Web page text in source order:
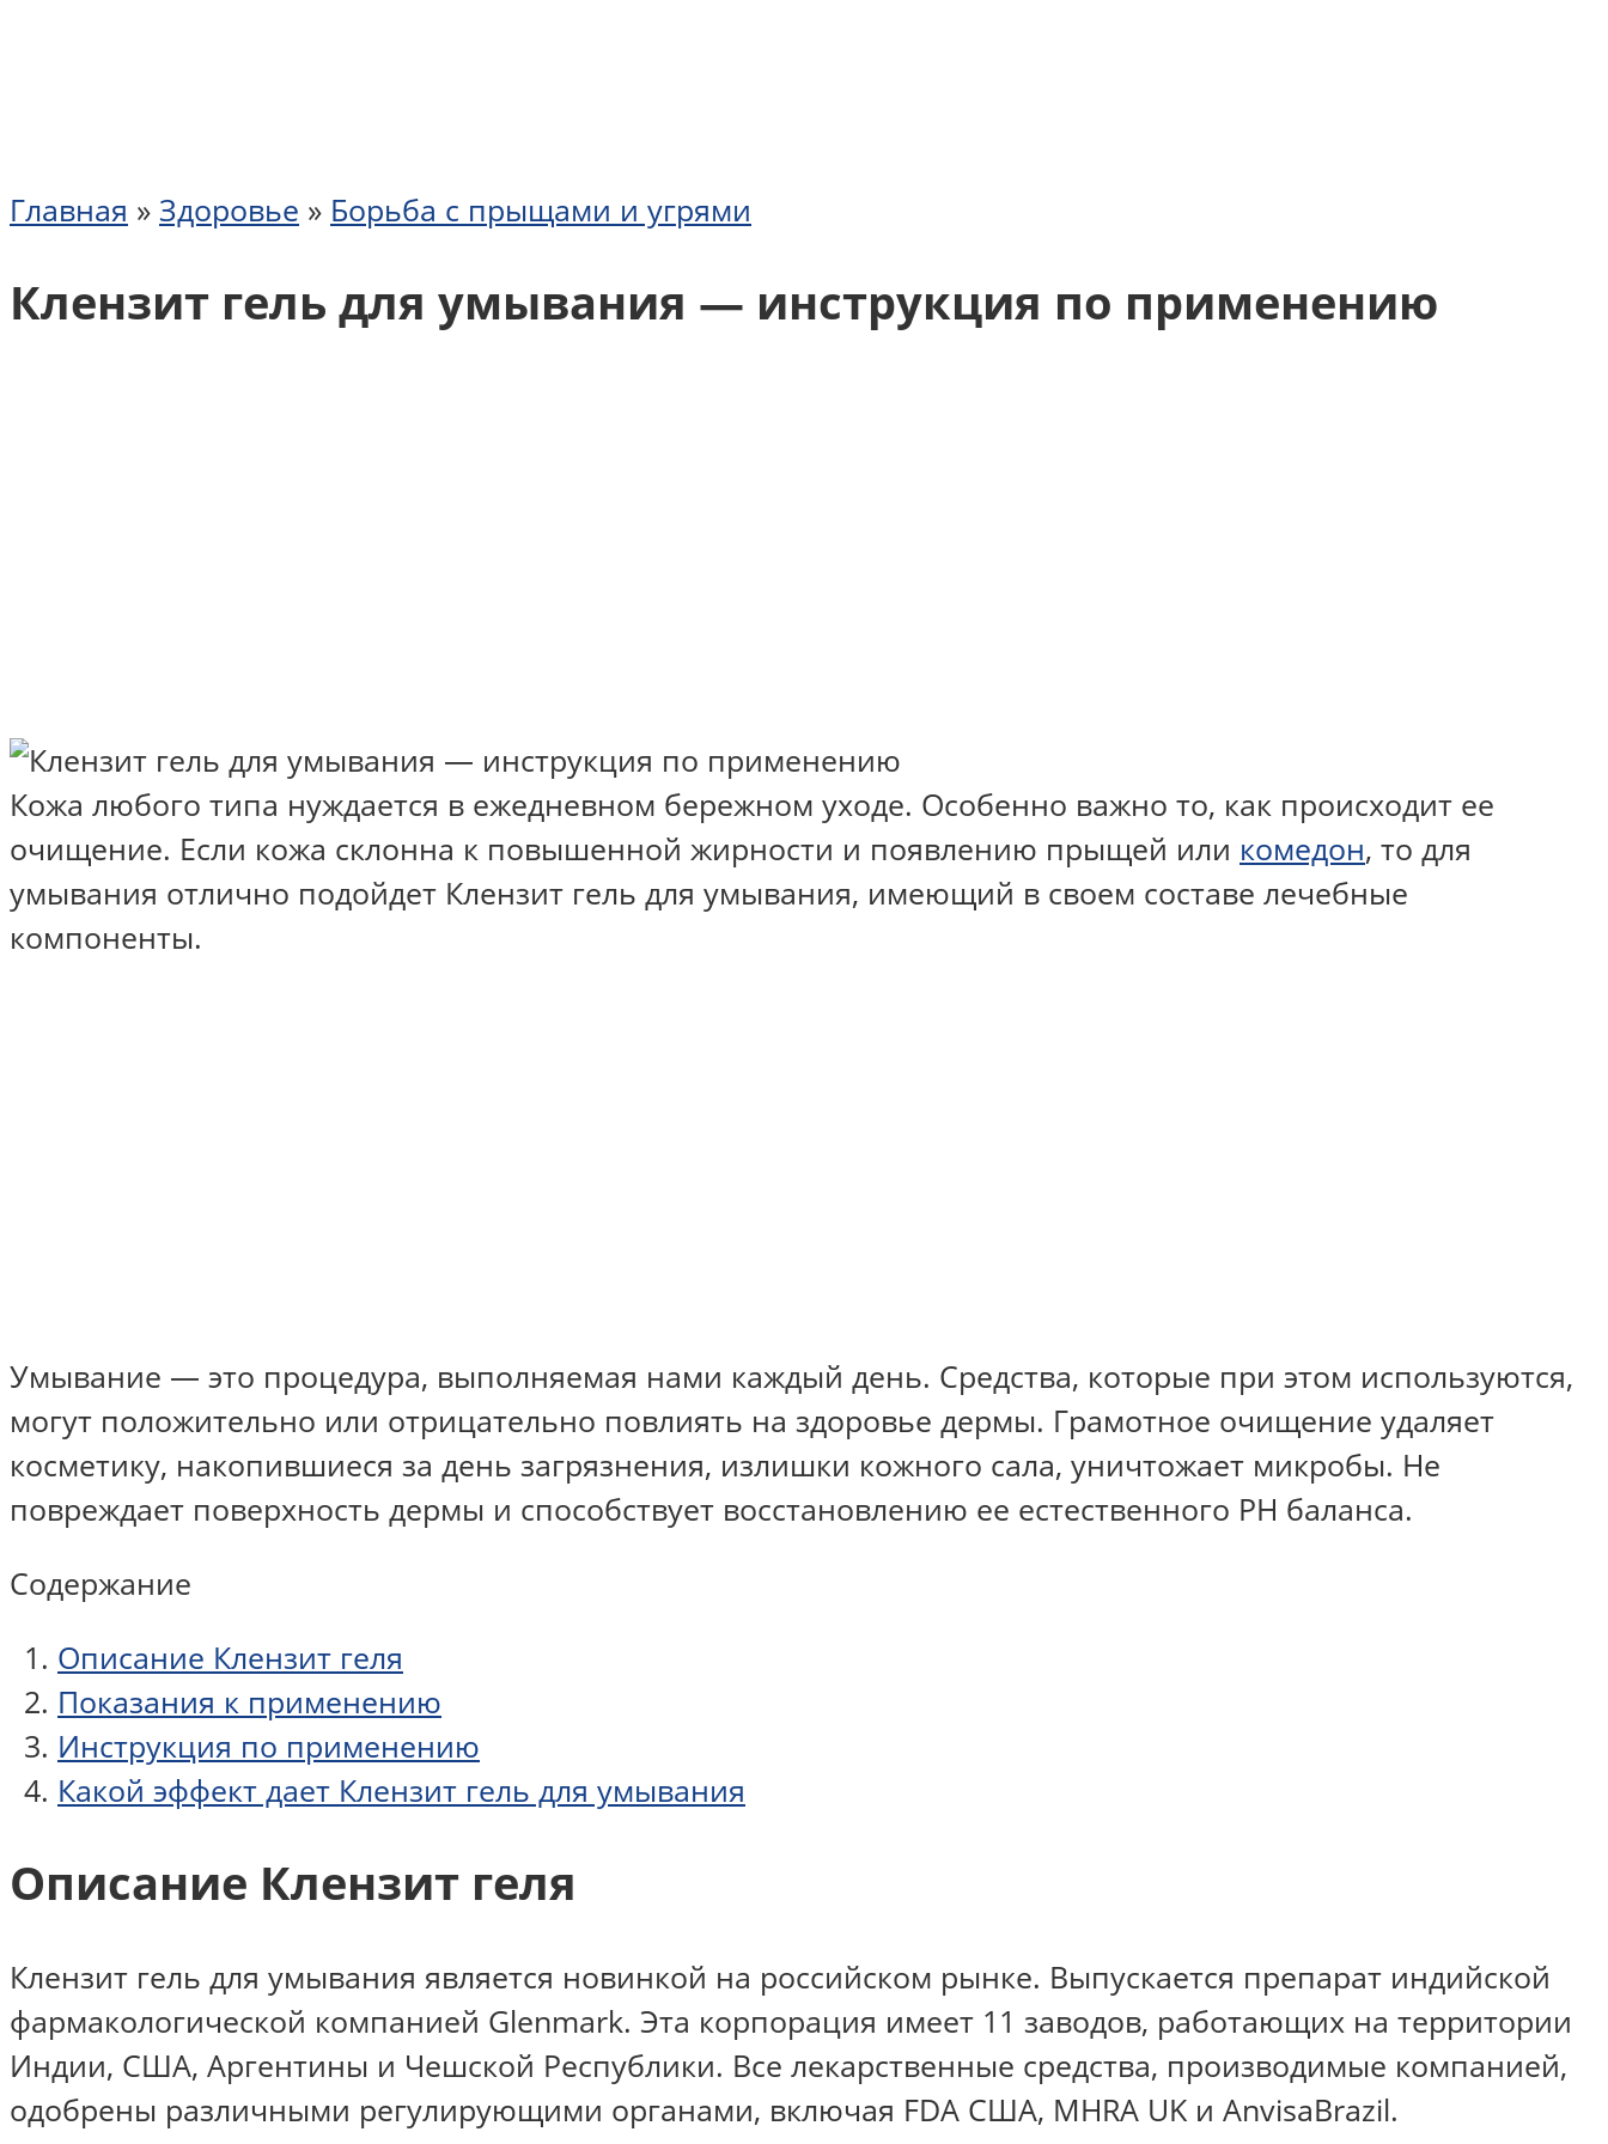
Главная » Здоровье » Борьба с прыщами и угрями
Клензит гель для умывания — инструкция по применению
Кожа любого типа нуждается в ежедневном бережном уходе. Особенно важно то, как происходит ее
очищение. Если кожа склонна к повышенной жирности и появлению прыщей или комедон, то для
умывания отлично подойдет Клензит гель для умывания, имеющий в своем составе лечебные
компоненты.
Умывание — это процедура, выполняемая нами каждый день. Средства, которые при этом используются,
могут положительно или отрицательно повлиять на здоровье дермы. Грамотное очищение удаляет
косметику, накопившиеся за день загрязнения, излишки кожного сала, уничтожает микробы. Не
повреждает поверхность дермы и способствует восстановлению ее естественного PH баланса.
Содержание
Описание Клензит геля
Показания к применению
Инструкция по применению
Какой эффект дает Клензит гель для умывания
Описание Клензит геля
Клензит гель для умывания является новинкой на российском рынке. Выпускается препарат индийской
фармакологической компанией Glenmark. Эта корпорация имеет 11 заводов, работающих на территории
Индии, США, Аргентины и Чешской Республики. Все лекарственные средства, производимые компанией,
одобрены различными регулирующими органами, включая FDA США, MHRA UK и AnvisaBrazil.